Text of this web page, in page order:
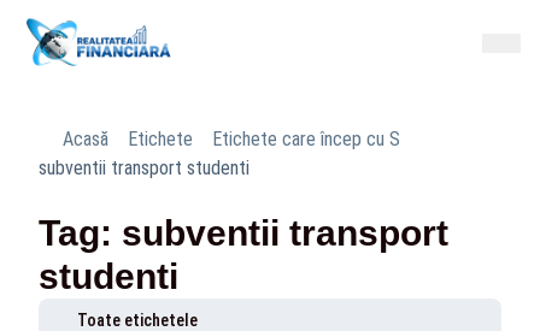
Acasă Etichete
Etichete care încep cu S
subventii transport studenti
Tag: subventii transport
studenti
Toate etichetele